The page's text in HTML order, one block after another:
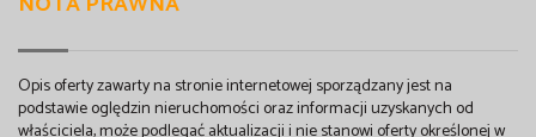
Opis oferty zawarty na stronie internetowej sporządzany jest na
podstawie oględzin nieruchomości oraz informacji uzyskanych od